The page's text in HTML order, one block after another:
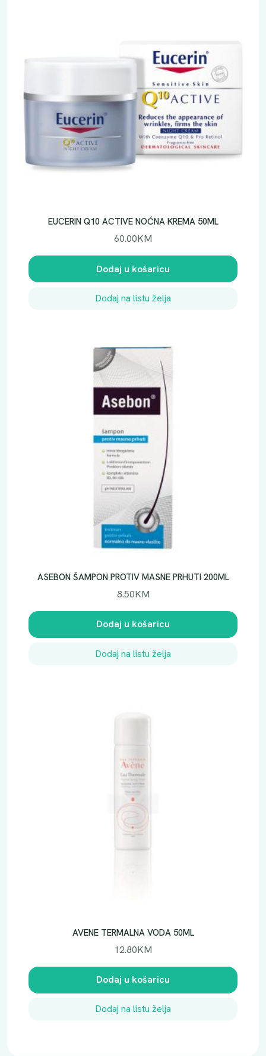
EUCERIN Q10 ACTIVE NOĆNA KREMA 50ML
60.00KM
Dodaj u košaricu
Dodaj na listu želja
ASEBON ŠAMPON PROTIV MASNE PRHUTI 200ML
8.50KM
Dodaj u košaricu
Dodaj na listu želja
AVENE TERMALNA VODA 50ML
12.80KM
Dodaj u košaricu
Dodaj na listu želja